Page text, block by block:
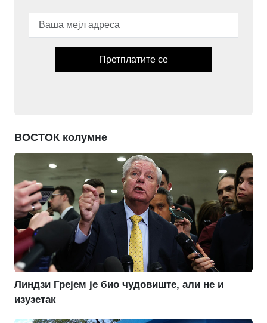
Претплатите се
ВОСТОК колумне
Линдзи Грејем је био чудовиште, али не и
изузетак